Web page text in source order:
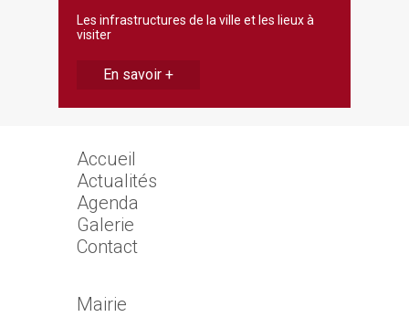
Les infrastructures de la ville et les lieux à
visiter
En savoir +
Accueil
Actualités
Agenda
Galerie
Contact
Mairie